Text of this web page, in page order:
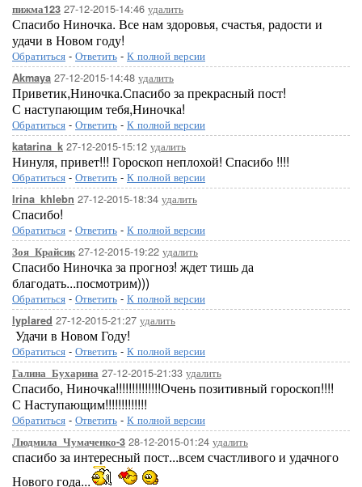
пижма123 27-12-2015-14:46 удалить
Спасибо Ниночка. Все нам здоровья, счастья, радости и
удачи в Новом году!
Обратиться - Ответить - К полной версии
Akmaya 27-12-2015-14:48 удалить
Приветик,Ниночка.Спасибо за прекрасный пост!
С наступающим тебя,Ниночка!
Обратиться - Ответить - К полной версии
katarina_k 27-12-2015-15:12 удалить
Нинуля, привет!!! Гороскоп неплохой! Спасибо !!!!
Обратиться - Ответить - К полной версии
Irina_khlebn 27-12-2015-18:34 удалить
Спасибо!
Обратиться - Ответить - К полной версии
Зоя_Крайсик27-12-2015-19:22 удалить
Спасибо Ниночка за прогноз! ждет тишь да
благодать...посмотрим)))
Обратиться - Ответить - К полной версии
lyplared 27-12-2015-21:27 удалить
Удачи в Новом Году!
Обратиться - Ответить - К полной версии
Галина_Бухарина 27-12-2015-21:33 удалить
Спасибо, Ниночка!!!!!!!!!!!!!!Очень позитивный гороскоп!!!!
С Наступающим!!!!!!!!!!!!!
Обратиться - Ответить - К полной версии
Людмила_Чумаченко-3 28-12-2015-01:24 удалить
спасибо за интересный пост...всем счастливого и удачного
Нового года...